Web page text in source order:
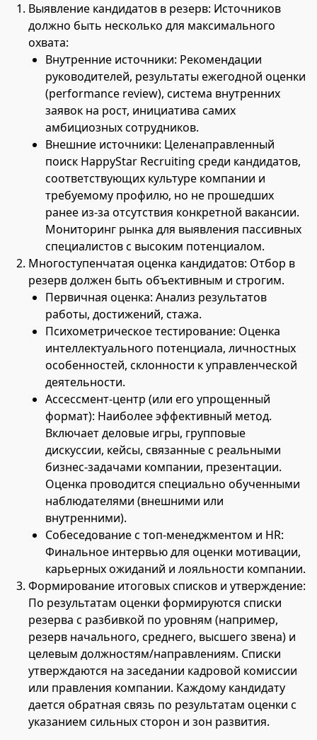
Выявление кандидатов в резерв: Источников
должно быть несколько для максимального
охвата:
Внутренние источники: Рекомендации
руководителей, результаты ежегодной оценки
(performance review), система внутренних
заявок на рост, инициатива самих
амбициозных сотрудников.
Внешние источники: Целенаправленный
поиск HappyStar Recruiting среди кандидатов,
соответствующих культуре компании и
требуемому профилю, но не прошедших
ранее из-за отсутствия конкретной вакансии.
Мониторинг рынка для выявления пассивных
специалистов с высоким потенциалом.
Многоступенчатая оценка кандидатов: Отбор в
резерв должен быть объективным и строгим.
Первичная оценка: Анализ результатов
работы, достижений, стажа.
Психометрическое тестирование: Оценка
интеллектуального потенциала, личностных
особенностей, склонности к управленческой
деятельности.
Ассессмент-центр (или его упрощенный
формат): Наиболее эффективный метод.
Включает деловые игры, групповые
дискуссии, кейсы, связанные с реальными
бизнес-задачами компании, презентации.
Оценка проводится специально обученными
наблюдателями (внешними или
внутренними).
Собеседование с топ-менеджментом и HR:
Финальное интервью для оценки мотивации,
карьерных ожиданий и лояльности компании.
Формирование итоговых списков и утверждение:
По результатам оценки формируются списки
резерва с разбивкой по уровням (например,
резерв начального, среднего, высшего звена) и
целевым должностям/направлениям. Списки
утверждаются на заседании кадровой комиссии
или правления компании. Каждому кандидату
дается обратная связь по результатам оценки с
указанием сильных сторон и зон развития.